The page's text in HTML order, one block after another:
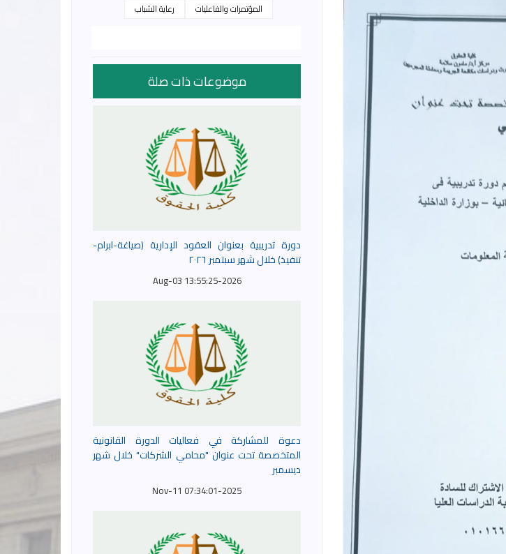
المؤتمرات والفاعليات
رعاية الشباب
موضوعات ذات صلة
دورة تدريبية بعنوان العقود الإدارية (صياغة-ابرام-
تنفيذ) خلال شهر سبتمبر ٢٠٢٦
2026-Aug-03 13:55:25
دعوة للمشاركة في فعاليات الدورة القانونية
المتخصصة تحت عنوان "محامي الشركات" خلال شهر
ديسمبر
2025-Nov-11 07:34:01